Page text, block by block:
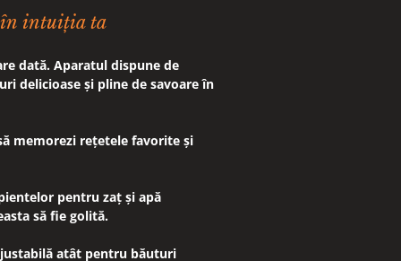
în intuiția ta
dată. Aparatul dispune de
delicioase și pline de savoare în
memorezi rețetele favorite și
pentru zaț și apă
să fie golită.
atât pentru băuturi